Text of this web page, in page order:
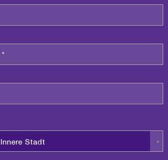
Innere Stadt